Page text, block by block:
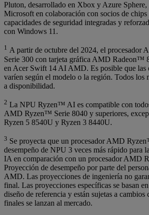
Pluton, desarrollado en Xbox y Azure Sphere,
Microsoft en colaboración con socios de chips
capacidades de seguridad integradas y
con Windows 11.
1 A partir de octubre del 2024, el
Serie 300 con tarjeta gráfica AMD Radeon™
en Acer Swift 14 AI AMD. Es posible que las
varíen según el modelo o la región. Todos los
a disponibilidad.
2 La NPU Ryzen™ AI es compatible con
AMD Ryzen™ Serie 8040 y superiores,
Ryzen 5 8540U y Ryzen 3 8440U.
3 Se proyecta que un procesador AMD
desempeño de NPU 3 veces más rápido para
IA en comparación con un procesador AMD
Proyección de desempeño por parte del
AMD. Las proyecciones de ingeniería no
final. Las proyecciones específicas se basan
diseño de referencia y están sujetas a
finales se lanzan al mercado.